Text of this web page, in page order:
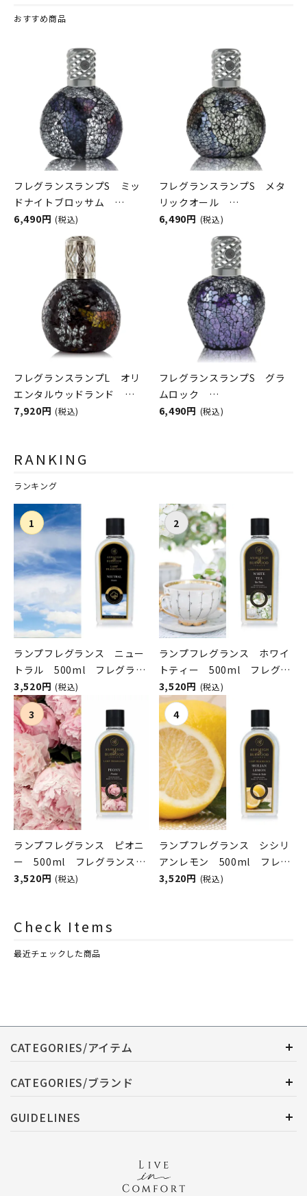
おすすめ商品
フレグランスランプS ミッ
ドナイトブロッサム
ASHLEIGH&BURWOOD（ア
シュレイアンドバーウッド）
6,490円 (税込)
フレグランスランプS メタ
リックオール
ASHLEIGH&BURWOOD（ア
シュレイアンドバーウッド）
6,490円 (税込)
フレグランスランプL オリ
エンタルウッドランド
ASHLEIGH&BURWOOD（ア
7,920円 (税込)
フレグランスランプS グラ
ムロック
ASHLEIGH&BURWOOD（ア
6,490円 (税込)
RANKING
ランキング
ランプフレグランス ニュー
トラル 500ml フレグラン
スランプ用オイル
ASHLEIGH&BURWOOD（ア
シュレイアンドバーウッド）
3,520円 (税込)
ランプフレグランス ホワイ
トティー 500ml フレグラ
ンスランプ用オイル
ASHLEIGH&BURWOOD（ア
シュレイアンドバーウッド）
3,520円 (税込)
ランプフレグランス ピオニ
ー 500ml フレグランスラ
ンプ用オイル
3,520円 (税込)
ランプフレグランス シシリ
アンレモン 500ml フレグ
ランスランプ用オイル
3,520円 (税込)
Check Items
最近チェックした商品
CATEGORIES/アイテム
CATEGORIES/ブランド
GUIDELINES